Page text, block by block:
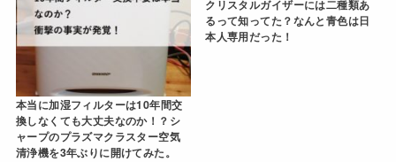
本当に加湿フィルターは10年間交
換しなくても大丈夫なのか！？シ
ャープのプラズマクラスター空気
清浄機を3年ぶりに開けてみた。
クリスタルガイザーには二種類あ
るって知ってた？なんと青色は日
本人専用だった！